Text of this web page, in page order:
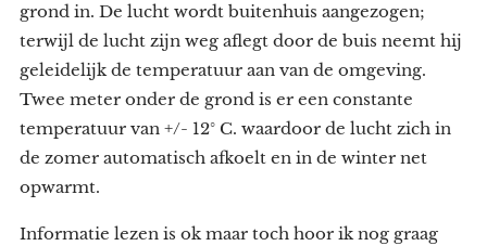
grond in. De lucht wordt buitenhuis aangezogen;
terwijl de lucht zijn weg aflegt door de buis neemt hij
geleidelijk de temperatuur aan van de omgeving.
Twee meter onder de grond is er een constante
temperatuur van +/- 12° C. waardoor de lucht zich in
de zomer automatisch afkoelt en in de winter net
opwarmt.
Informatie lezen is ok maar toch hoor ik nog graag